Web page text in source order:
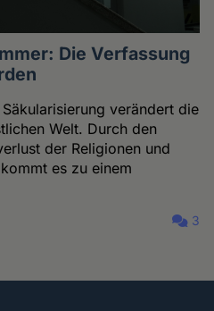
Die Verfassung
verändert die
Welt. Durch den
der Religionen und
es zu einem
3